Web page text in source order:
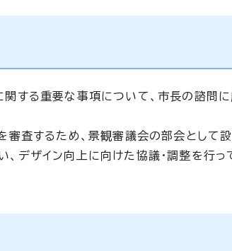
関する重要な事項について、市長の諮問
審査するため、景観審議会の部会として
デザイン向上に向けた協議・調整を行っ